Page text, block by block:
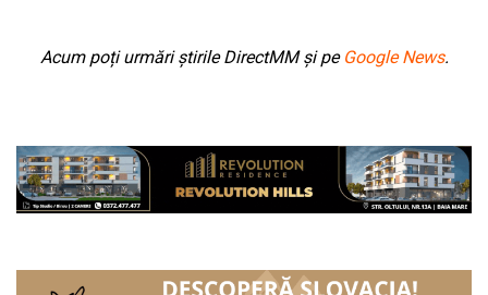
Acum poți urmări știrile DirectMM și pe Google News.